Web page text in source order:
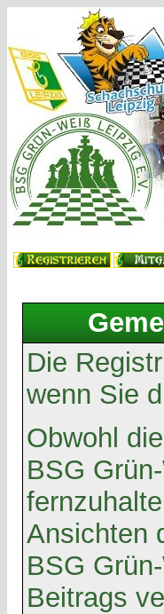
Die
wenn Sie
Obwohl
BSG
Ansichten
BSG
Beitrags